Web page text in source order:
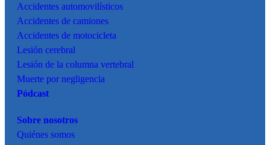
Accidentes automovilísticos
Accidentes de camiones
Accidentes de motocicleta
Lesión cerebral
Lesión de la columna vertebral
Muerte por negligencia
Pódcast
Sobre nosotros
Quiénes somos